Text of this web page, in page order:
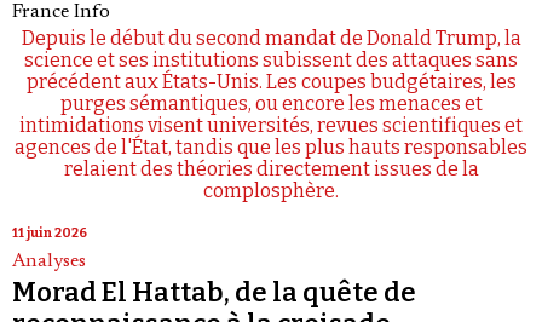
France Info
Depuis le début du second mandat de Donald Trump, la
science et ses institutions subissent des attaques sans
précédent aux États-Unis. Les coupes budgétaires, les
purges sémantiques, ou encore les menaces et
intimidations visent universités, revues scientifiques et
agences de l'État, tandis que les plus hauts responsables
relaient des théories directement issues de la
complosphère.
11 juin 2026
Analyses
Morad El Hattab, de la quête de